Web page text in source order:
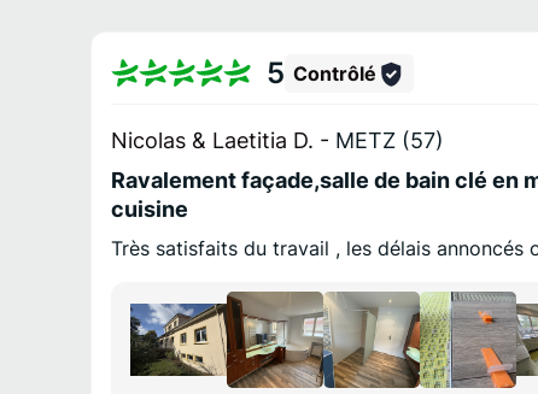
5 Contrôlé
Nicolas & Laetitia D. - METZ (57)
Ravalement façade,salle de bain clé
cuisine
Très satisfaits du travail , les délais annoncés